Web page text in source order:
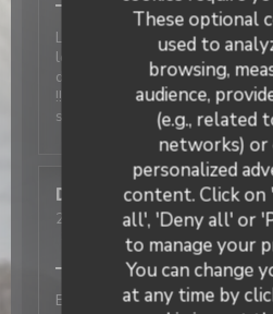
These optional
used to
browsing,
audience,
(e.g., related
networks) or
personalized
content. Click on
all', 'Deny all' or
to manage your
You can change
at any time by
Le restaurant est agréable et
les élèves et professeurs.
de bénéficier du menu
!! Une expérience à
soirée
Dominique R
2026-04-09- 12:15 - Guests 2
5/5 Ambiance: 5/5
Excellent repas, en particulier